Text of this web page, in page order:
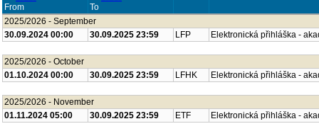
From To
2025/2026 - September
30.09.2024 00:00
30.09.2025 23:59 LFP Elektronická přihláška -
2025/2026 - October
01.10.2024 00:00
30.09.2025 23:59 LFHK Elektronická přihláška -
2025/2026 - November
01.11.2024 05:00
30.09.2025 23:59 ETF Elektronická přihláška -